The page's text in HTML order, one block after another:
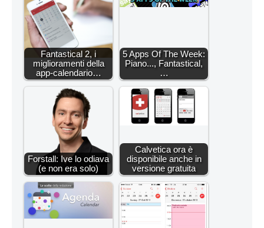
Fantastical 2, i
miglioramenti della
app-calendario…
5 Apps Of The Week:
Piano..., Fantastical,
…
Forstall: Ive lo odiava
(e non era solo)
Calvetica ora è
disponibile anche in
versione gratuita